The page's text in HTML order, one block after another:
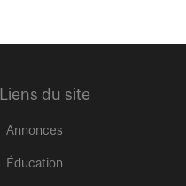
Liens du site
Annonces
Éducation